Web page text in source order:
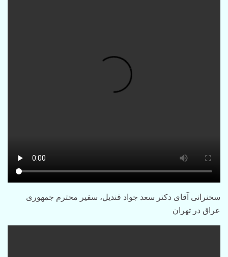
سخنرانی آقای دکتر سعد جواد قندیل، سفیر محترم جمهوری
عراق در تهران